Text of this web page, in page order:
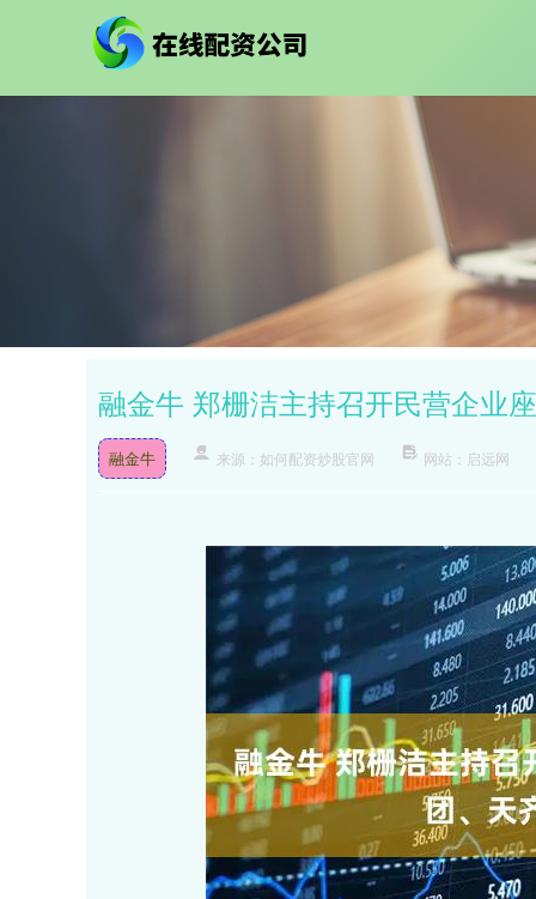
融金牛 郑栅洁主持召开民营企业
融金牛 来源：如何配资炒股官网 网站：启远网